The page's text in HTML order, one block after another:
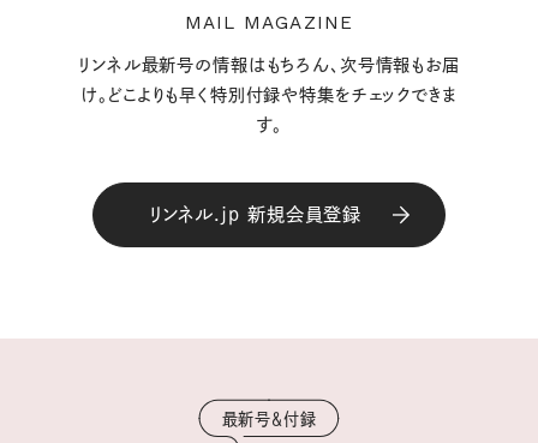
MAIL MAGAZINE
リンネル最新号の情報はもちろん、次号情報もお届
け。どこよりも早く特別付録や特集をチェックできま
す。
リンネル.jp 新規会員登録
最新号＆付録